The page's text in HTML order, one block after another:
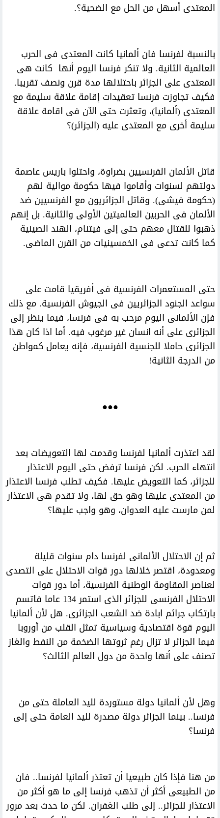
المعتدى أسهل من الحل مع الضحية؟.
بالنسبة لفرنسا فان ألمانيا كانت المعتدى فى الحرب
العالمية الثانية. ولا تنكر فرنسا اليوم أنها كانت هى
المعتدى على الجزائر باحتلالها مدة قرن ونصف تقريبا.
فكيف تجاوزت فرنسا تعقيدات إقامة علاقة سليمة مع
المعتدى (ألمانيا)، وتعثرت حتى الآن فى اقامة علاقة
سليمة أخرى مع المعتدى عليه (الجزائر)؟
قاتل الألمان الفرنسيين بضراوة، واحتلوا باريس عاصمة
دولتهم لسنوات وأقاموا فيها حكومة موالية لهم
(حكومة فيشى). وقاتل الجزائريون مع الفرنسيين ضد
الألمان فى الحربين العالميتين الأولى والثانية. بل إنهم
ذهبوا للقتال معهم حتى إلى فيتنام، الهند الصينية
كما كانت تدعى فى الخمسينيات من القرن الماضى.
حتى المستعمرات الفرنسية فى أفريقيا قامت على
سواعد الجنود الجزائريين فى الجيوش الفرنسية. مع ذلك
فإن الألمانى اليوم مرحب به فى فرنسا، فيما ينظر إلى
الجزائرى على أنه انسان غير مرغوب فيه. أما اذا كان هذا
الجزائرى حاملا للجنسية الفرنسية، فإنه يعامل كمواطن
من الدرجة الثانية!
●●●
لقد اعتذرت ألمانيا لفرنسا وقدمت لها التعويضات بعد
انتهاء الحرب. لكن فرنسا ترفض حتى اليوم الاعتذار
للجزائر، كما التعويض عليها. فكيف تطلب فرنسا الاعتذار
من المعتدى عليها وهو حق لها، ولا تقدم هى الاعتذار
لمن مارست عليه العدوان، وهو واجب عليها؟
ثم إن الاحتلال الألمانى لفرنسا دام سنوات قليلة
ومعدودة، اقتصر خلالها دور قوات الاحتلال على التصدى
لعناصر المقاومة الوطنية الفرنسية، أما دور قوات
الاحتلال الفرنسى للجزائر الذى استمر 134 عاما فاتسم
بارتكاب جرائم ابادة ضد الشعب الجزائرى. هل لأن ألمانيا
اليوم قوة اقتصادية وسياسية تمثل القلب من أوروبا
فيما الجزائر لا تزال رغم ثروتها الضخمة من النفط والغاز
تصنف على أنها واحدة من دول العالم الثالث؟
وهل لأن ألمانيا دولة مستوردة لليد العاملة حتى من
فرنسا.. بينما الجزائر دولة مصدرة لليد العامة حتى إلى
فرنسا؟
من هنا فإذا كان طبيعيا أن تعتذر ألمانيا لفرنسا.. فان
من الطبيعى أكثر أن تذهب فرنسا إلى ما هو أكثر من
الاعتذار للجزائر.. إلى طلب الغفران. لكن ما حدث بعد مرور